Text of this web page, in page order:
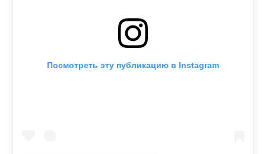
Посмотреть эту публикацию в Instagram